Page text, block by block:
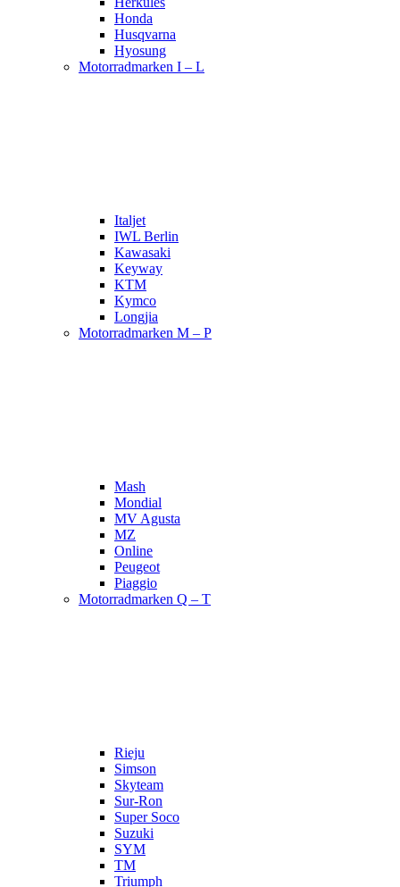
Honda
Husqvarna
Hyosung
Motorradmarken I – L
Italjet
IWL Berlin
Kawasaki
Keyway
KTM
Kymco
Longjia
Motorradmarken M – P
Mash
Mondial
MV Agusta
MZ
Online
Peugeot
Piaggio
Motorradmarken Q – T
Rieju
Simson
Skyteam
Sur-Ron
Super Soco
Suzuki
SYM
TM
Triumph